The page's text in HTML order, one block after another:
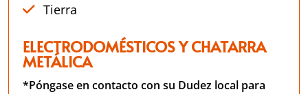
Tierra
ELECTRODOMÉSTICOS Y CHATARRA
METÁLICA
*Póngase en contacto con su Dudez local para